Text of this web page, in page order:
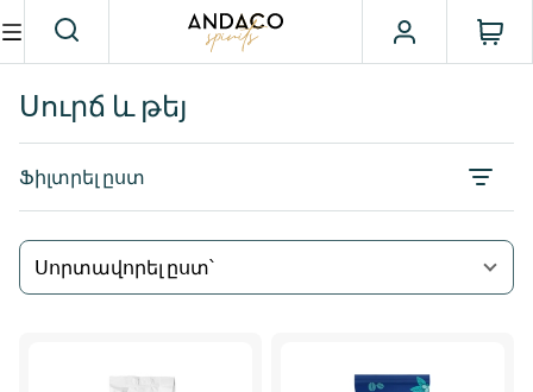
Սուրճ և թեյ
Ֆիլտրել ըստ
Սորտավորել ըստ՝